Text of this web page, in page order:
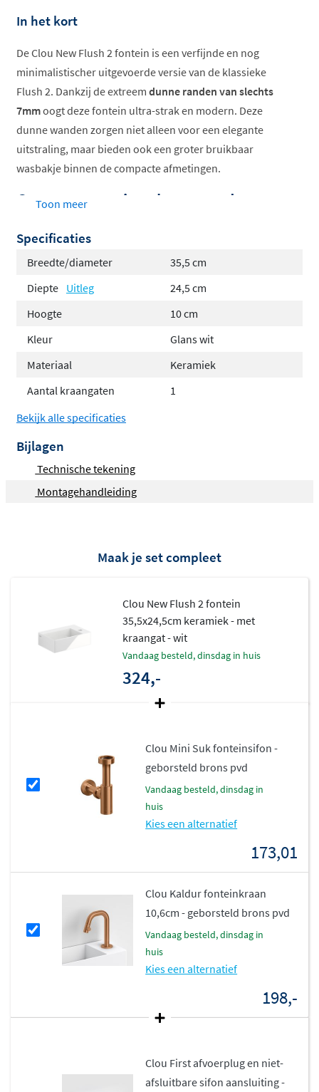
In het kort
De Clou New Flush 2 fontein is een verfijnde en nog
minimalistischer uitgevoerde versie van de klassieke
Flush 2. Dankzij de extreem dunne randen van slechts
7mmoogt deze fontein ultra-strak en modern. Deze
dunne wanden zorgen niet alleen voor een elegante
uitstraling, maar bieden ook een groter bruikbaar
wasbakje binnen de compacte afmetingen.
Compact en ruimtebesparend
Afmetingen: 35,5x24,5 cm, ideaal voor kleine
toiletruimtes.
wand of in een hoek.
Uniek zwevend effect
: Door het subtiele randje
aan de achterkant komt de fontein iets van de
goed beeld van de installatie.
Strak design met unieke details
Verkrijgbaar met of zonder kraangat, voor
Minimalistische ovalen afvoerplug, een subtiel
afhankelijk van jouw voorkeur.
onderhoudsvriendelijk
De fontein is vervaardigd uit keramiek, een
materiaal dat bekendstaat om zijn duurzaamheid
en eenvoudige reiniging:
Glad en niet-poreus oppervlak, waardoor hij
Duurzaam en slijtvast, bestand tegen dagelijks
gebruik.
Moderne uitstraling, dankzij de dunne randen en
Let op: Door het productieproces kunnen kleine
maatverschillen voorkomen.
Perfect te combineren
Voor een complete en stijlvolle toiletruimte is de New
Flush 2 eenvoudig te combineren met andere Clou-
accessoires, zoals een sifon, fonteinkraan of
Ook verkrijgbaar in Aluite (Solid
Naast keramiek is de New Flush 2 fontein ook
Toon meer
Specificaties
Breedte/diameter
35,5 cm
Diepte Uitleg
24,5 cm
Hoogte
10 cm
Kleur
Glans wit
Materiaal
Keramiek
Aantal kraangaten
1
Bekijk alle specificaties
Bijlagen
Technische tekening
Montagehandleiding
Maak je set compleet
Clou New Flush 2 fontein
35,5x24,5cm keramiek - met
kraangat - wit
vandaag besteld, dinsdag in huis
324,-
Clou Mini Suk fonteinsifon -
geborsteld brons pvd
vandaag besteld, dinsdag in
huis
Kies een alternatief
173,01
Clou Kaldur fonteinkraan
10,6cm - geborsteld brons pvd
vandaag besteld, dinsdag in
huis
Kies een alternatief
198,-
Clou First afvoerplug en niet-
afsluitbare sifon aansluiting -